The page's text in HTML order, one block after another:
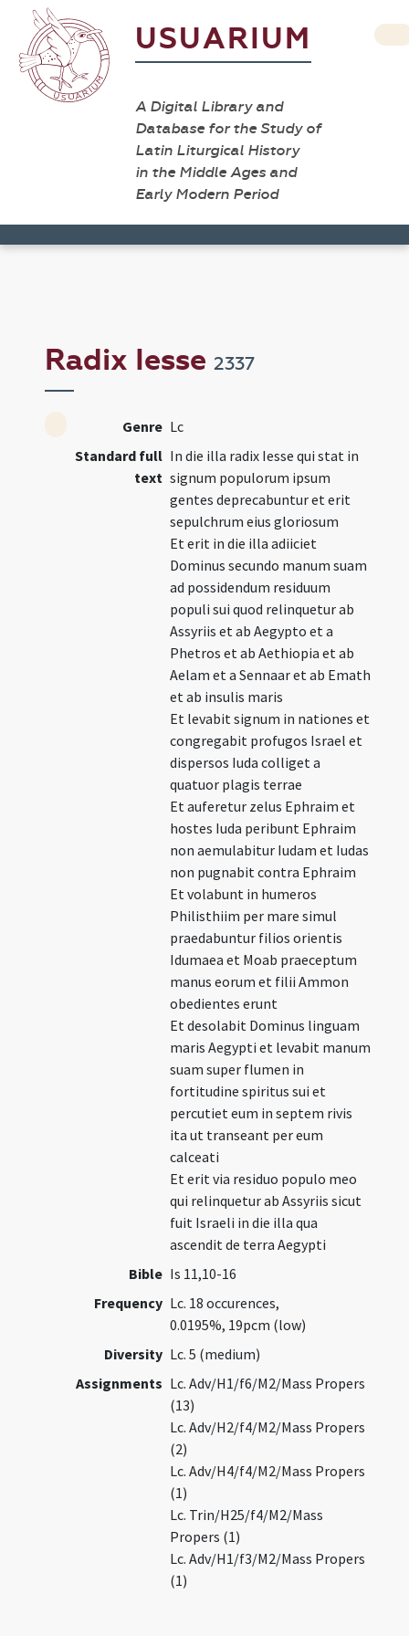
USUARIUM
A Digital Library and
Database for the Study of
Latin Liturgical History
in the Middle Ages and
Early Modern Period
Radix Iesse2337
Genre Lc
Standard full
text
In die illa radix Iesse qui stat in
signum populorum ipsum
gentes deprecabuntur et erit
sepulchrum eius gloriosum
Et erit in die illa adiiciet
Dominus secundo manum suam
ad possidendum residuum
populi sui quod relinquetur ab
Assyriis et ab Aegypto et a
Phetros et ab Aethiopia et ab
Aelam et a Sennaar et ab Emath
et ab insulis maris
Et levabit signum in nationes et
congregabit profugos Israel et
dispersos Iuda colliget a
quatuor plagis terrae
Et auferetur zelus Ephraim et
hostes Iuda peribunt Ephraim
non aemulabitur Iudam et Iudas
non pugnabit contra Ephraim
Et volabunt in humeros
Philisthiim per mare simul
praedabuntur filios orientis
Idumaea et Moab praeceptum
manus eorum et filii Ammon
obedientes erunt
Et desolabit Dominus linguam
maris Aegypti et levabit manum
suam super flumen in
fortitudine spiritus sui et
percutiet eum in septem rivis
ita ut transeant per eum
calceati
Et erit via residuo populo meo
qui relinquetur ab Assyriis sicut
fuit Israeli in die illa qua
ascendit de terra Aegypti
Bible Is 11,10-16
Frequency Lc. 18 occurences,
0.0195%, 19pcm (low)
Diversity Lc. 5 (medium)
Assignments Lc. Adv/H1/f6/M2/Mass Propers
(13)
Lc. Adv/H2/f4/M2/Mass Propers
(2)
Lc. Adv/H4/f4/M2/Mass Propers
(1)
Lc. Trin/H25/f4/M2/Mass
Propers (1)
Lc. Adv/H1/f3/M2/Mass Propers
(1)